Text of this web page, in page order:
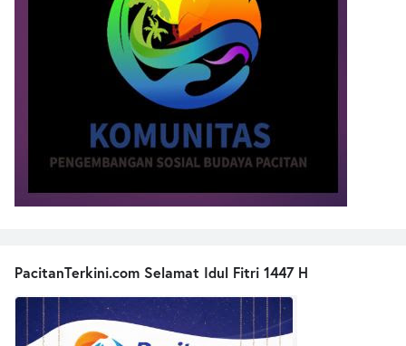
PacitanTerkini.com Selamat Idul Fitri 1447 H